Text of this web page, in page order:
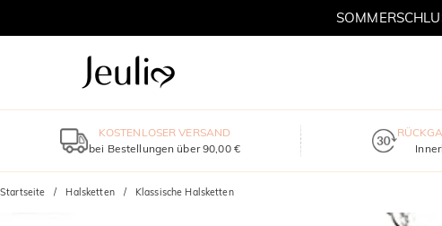
KOSTENLOSER VERSAND
bei Bestellungen über 90,00 €
Startseite Halsketten Klassische Halsketten